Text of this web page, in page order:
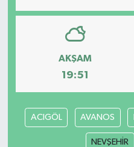
AKŞAM
19:51
ACIGÖL AVANOS
NEVŞEHİR